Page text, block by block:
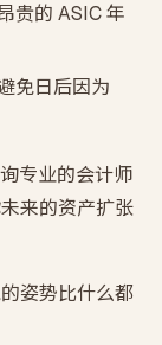
贵的 ASIC 年
免日后因为
专业的会计师
来的资产扩张
姿势比什么都